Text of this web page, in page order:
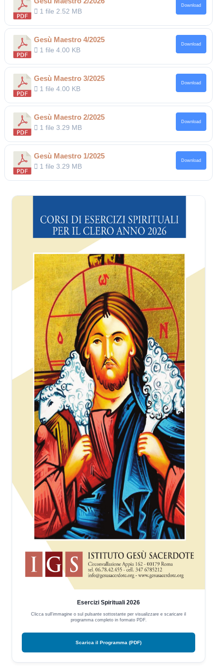
1 file 2.52 MB
Download
Gesù Maestro 4/2025
1 file4.00 KB
Download
Gesù Maestro 3/2025
1 file4.00 KB
Download
Gesù Maestro 2/2025
1 file3.29 MB
Download
Gesù Maestro 1/2025
1 file3.29 MB
Download
Esercizi Spirituali 2026
Clicca sull'immagine o sul pulsante sottostante per visualizzare e scaricare il
programma completo in formato PDF.
Scarica il Programma (PDF)